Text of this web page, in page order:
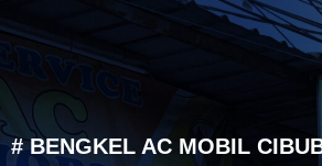
# BENGKEL AC MOBIL